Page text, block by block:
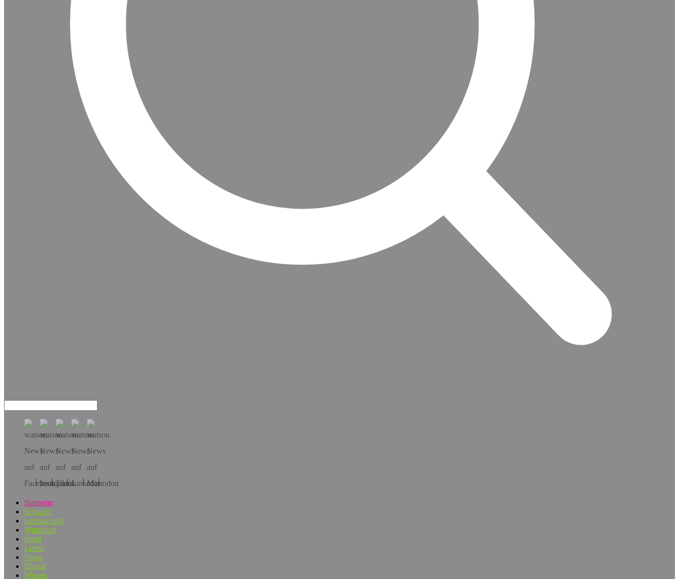
Hol dir die App!
Startseite
Schweiz
International
Wirtschaft
Sport
Leben
Spass
Digital
Wissen